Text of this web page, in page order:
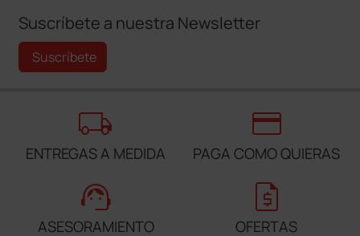
Suscríbete a nuestra Newsletter
Suscríbete
local_shipping
ENTREGAS A MEDIDA
credit_card
PAGA COMO QUIERAS
support_agent
ASESORAMIENTO
request_quote
OFERTAS